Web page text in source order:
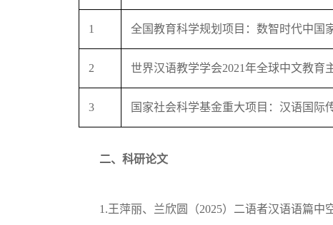
1 全国教育科学规划项目：数智时代中国
2 世界汉语教学学会2021年全球中文教
3 国家社会科学基金重大项目：汉语国际
二、科研论文
1.王萍丽、兰欣圆（2025）二语者汉语语篇